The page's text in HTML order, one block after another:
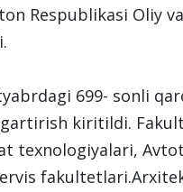
Respublikasi Oliy
699- sonli
kiritildi.
texnologiyalari,